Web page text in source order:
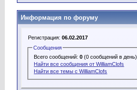
Информация по форуму
Регистрация: 06.02.2017
Сообщения
Всего сообщений:0 (0 сообщений в день)
Найти все сообщения от WilliamClofs
Найти все темы с WilliamClofs